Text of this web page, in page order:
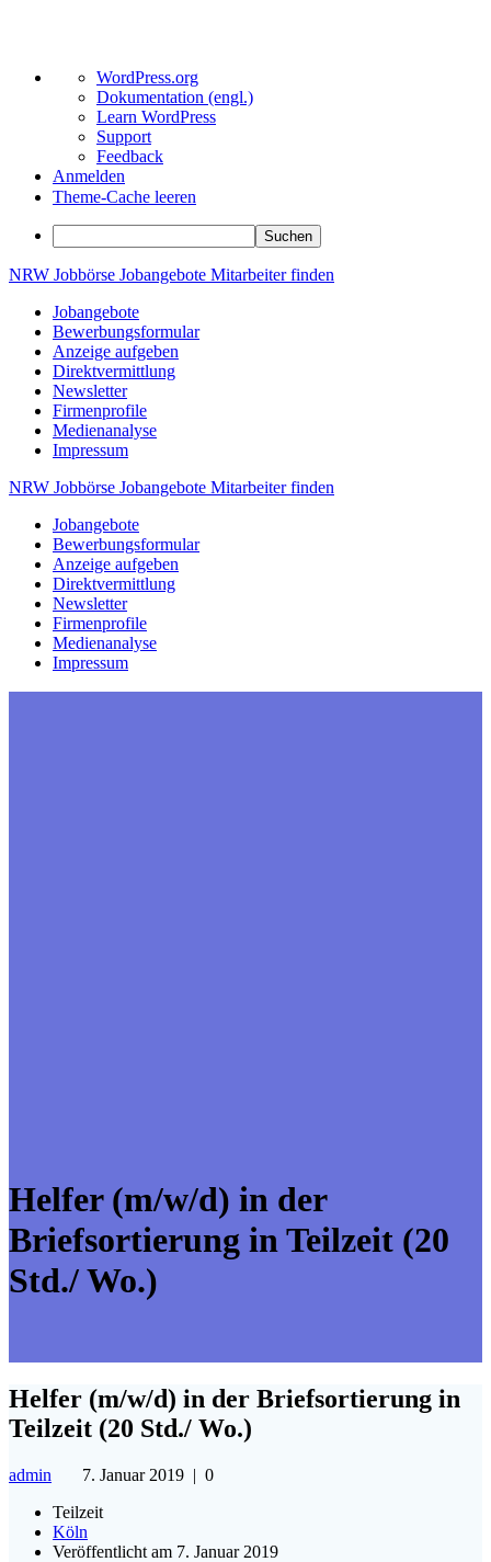
Über
WordPress
WordPress.org
Dokumentation (engl.)
Learn WordPress
Support
Feedback
Anmelden
Theme-Cache leeren
Suchen
Zum
springen
NRW Jobbörse Jobangebote Mitarbeiterfinden
Jobangebote
Bewerbungsformular
Anzeige aufgeben
Direktvermittlung
Newsletter
Firmenprofile
Medienanalyse
Impressum
NRW Jobbörse Jobangebote Mitarbeiterfinden
Jobangebote
Bewerbungsformular
Anzeige aufgeben
Direktvermittlung
Newsletter
Firmenprofile
Medienanalyse
Impressum
Helfer (m/w/d) in der
Briefsortierung in Teilzeit (20
Std./ Wo.)
Helfer (m/w/d) in der Briefsortierung in
Teilzeit (20 Std./ Wo.)
admin 7. Januar 2019 | 0
Teilzeit
Köln
Veröffentlicht am 7. Januar 2019